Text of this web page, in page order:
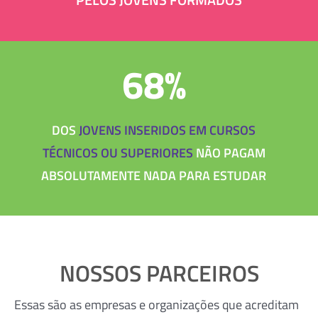
68%
DOSJOVENS INSERIDOS EM CURSOS
TÉCNICOS OU SUPERIORES NÃO PAGAM
ABSOLUTAMENTE NADA PARA ESTUDAR
NOSSOS PARCEIROS
Essas são as empresas e organizações que acreditam